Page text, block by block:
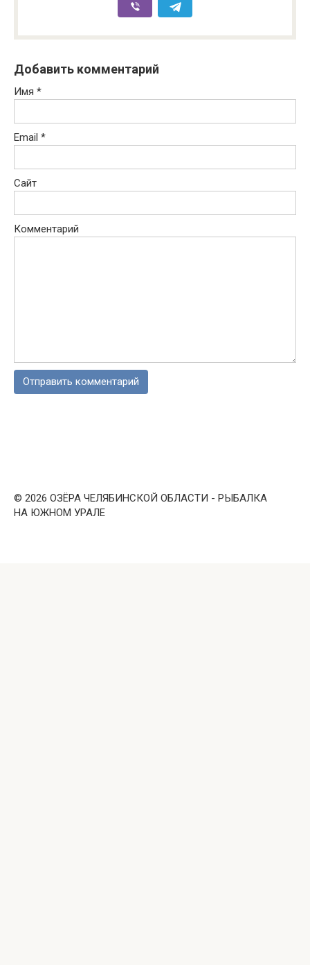
Добавить комментарий
Имя *
Email *
Сайт
Комментарий
© 2026 ОЗЁРА ЧЕЛЯБИНСКОЙ ОБЛАСТИ - РЫБАЛКА
НА ЮЖНОМ УРАЛЕ